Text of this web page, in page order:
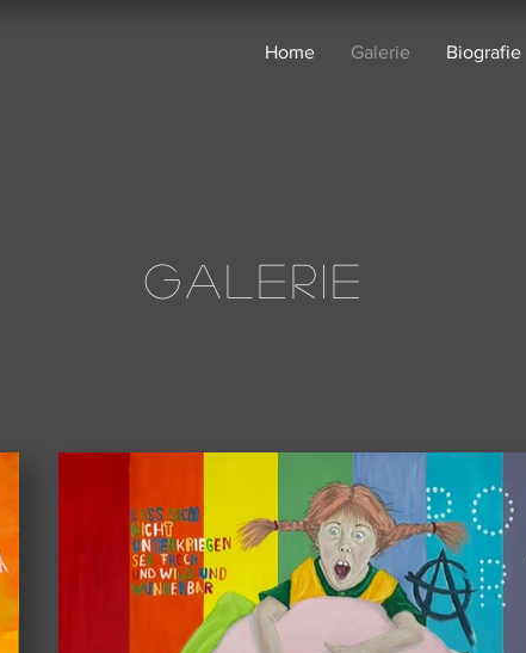
Home Galerie Biografie
Galerie